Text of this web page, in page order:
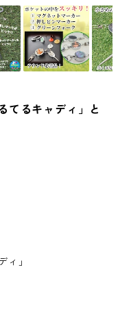
てるキャディ」と
ィ」